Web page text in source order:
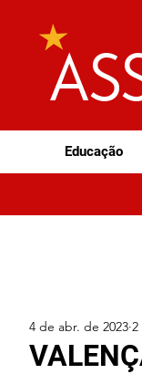
Educação
4 de abr. de 2023